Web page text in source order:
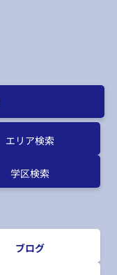
エリア検索
学区検索
ブログ